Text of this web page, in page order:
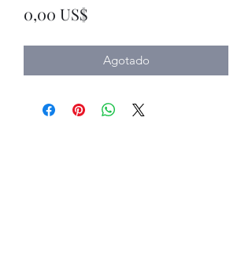
0,00 US$Precio
Agotado